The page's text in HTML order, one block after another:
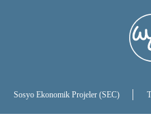
Sosyo Ekonomik Projeler (SEC)